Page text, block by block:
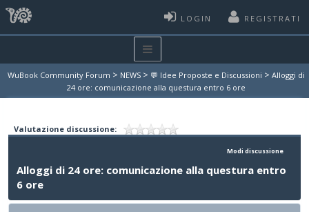
LOGIN REGISTRATI
WuBook Community Forum > NEWS > 💬 Idee Proposte e Discussioni > Alloggi di
24 ore: comunicazione alla questura entro 6 ore
Valutazione discussione:
Modi discussione
Alloggi di 24 ore: comunicazione alla questura entro
6 ore